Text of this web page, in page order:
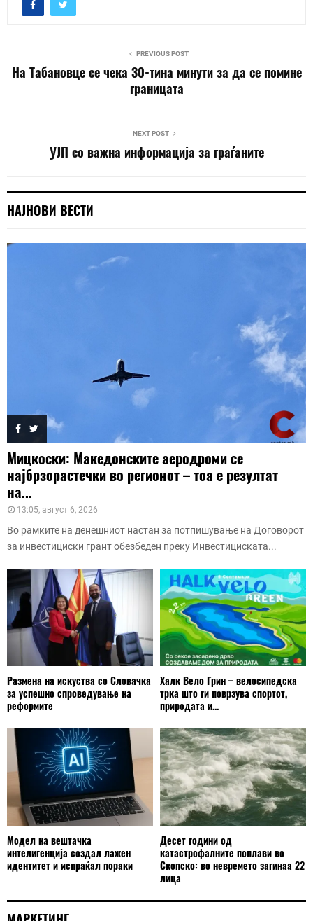
PREVIOUS POST
На Табановце се чека 30-тина минути за да се помине
границата
NEXT POST
УЈП со важна информација за граѓаните
НАЈНОВИ ВЕСТИ
Мицкоски: Македонските аеродроми се
најбрзорастечки во регионот – тоа е резултат
на...
13:05, август 6, 2026
Во рамките на денешниот настан за потпишување на Договорот
за инвестициски грант обезбеден преку Инвестициската...
Размена на искуства со Словачка
за успешно спроведување на
реформите
Халк Вело Грин – велосипедска
трка што ги поврзува спортот,
природата и...
Модел на вештачка
интелигенција создал лажен
идентитет и испраќал пораки
Десет години од
катастрофалните поплави во
Скопско: во невремето загинаа 22
лица